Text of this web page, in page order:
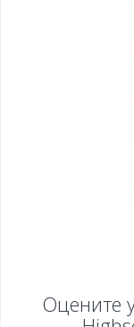
Оцените